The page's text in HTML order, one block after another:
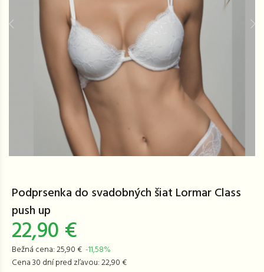
Podprsenka do svadobných šiat Lormar Class
push up
22,90 €
Bežná cena: 25,90 € -11,58%
Cena 30 dní pred zľavou: 22,90 €